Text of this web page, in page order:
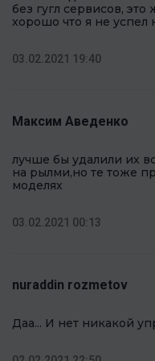
без гугл сервисов,
хорошо что я не успел
03.02.2021 19:40
Максим Аведенко
лучше бы удалили их
на рылми,но те тоже
моделях
03.02.2021 00:13
nuraddin rozmetov
Даа... И нет никакой